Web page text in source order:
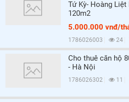
SỐ PHÒNG NGỦ TIỆN
Lọc
Tứ Kỳ- Hoàng
120m2
5.000.000 vnđ/
1786026003 24
Cho thuê căn hộ
- Hà Nội
1786026302 11